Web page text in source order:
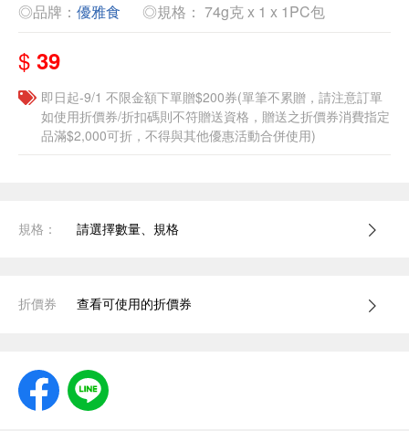
◎品牌： 優雅食 ◎規格： 74g克 x 1 x 1PC包
$ 39
即日起-9/1 不限金額下單贈$200券(單筆不累贈，請注意訂單
如使用折價券/折扣碼則不符贈送資格，贈送之折價券消費指定
品滿$2,000可折，不得與其他優惠活動合併使用)
規格： 請選擇數量、規格
折價券 查看可使用的折價券